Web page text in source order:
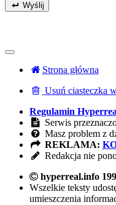
Wyślij
Strona główna
Usuń ciasteczka
Regulamin
Serwis
Masz problem z
REKLAMA:
Redakcja nie
hyperreal.info
Wszelkie teksty
umieszczenia